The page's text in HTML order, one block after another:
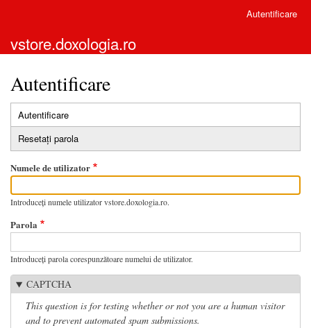
principal
utilizator
Autentificare
vstore.doxologia.ro
Autentificare
Taburi
primare
Autentificare
activ)
Resetați parola
Numele de utilizator
Introduceţi numele utilizator vstore.doxologia.ro.
Parola
Introduceţi parola corespunzătoare numelui de utilizator.
CAPTCHA
This question is for testing whether or not you are a human visitor
and to prevent automated spam submissions.